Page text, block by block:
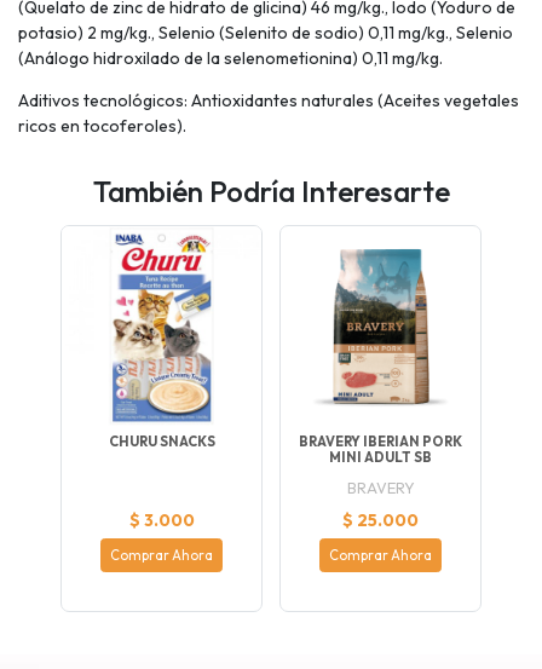
(Quelato de zinc de hidrato de glicina) 46 mg/kg., Iodo (Yoduro de
potasio) 2 mg/kg., Selenio (Selenito de sodio) 0,11 mg/kg., Selenio
(Análogo hidroxilado de la selenometionina) 0,11 mg/kg.
Aditivos tecnológicos: Antioxidantes naturales (Aceites vegetales
ricos en tocoferoles).
También Podría Interesarte
CHURU SNACKS
$ 3.000
Comprar Ahora
BRAVERY IBERIAN PORK
MINI ADULT SB
BRAVERY
$ 25.000
Comprar Ahora